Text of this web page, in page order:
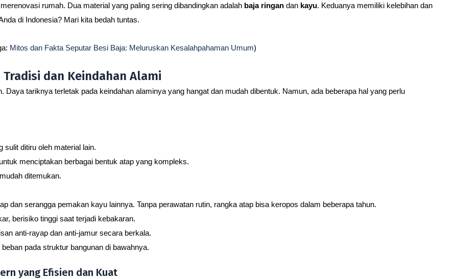
rumah. Dua material yang paling sering dibandingkan adalah baja ringan dan kayu. Keduanya memiliki kelebihan dan
di Indonesia? Mari kita bedah tuntas.
Mitos dan Fakta Seputar Besi Baja: Meluruskan Kesalahpahaman Umum)
dan Keindahan Alami
tariknya terletak pada keindahan alaminya yang hangat dan mudah dibentuk. Namun, ada beberapa hal yang perlu
sulit ditiru oleh material lain.
menciptakan berbagai bentuk atap yang kompleks.
ditemukan.
dan serangga pemakan kayu lainnya. Tanpa perawatan rutin, rangka atap bisa keropos dalam beberapa tahun.
berisiko tinggi saat terjadi kebakaran.
anti-rayap dan anti-jamur secara berkala.
pada struktur bangunan di bawahnya.
yang Efisien dan Kuat